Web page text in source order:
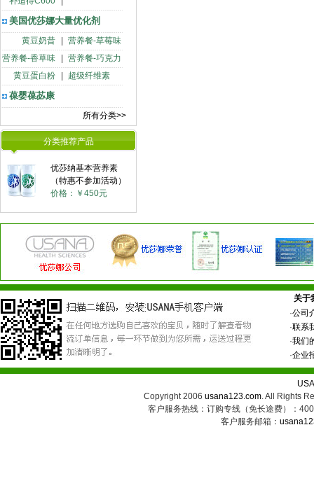
美国优莎娜大量优化剂
黄豆奶昔
营养餐-草莓味
营养餐-香草味
营养餐-巧克力
黄豆蛋白粉
超级纤维素
葆婴葆苾康
所有分类>>
分类推荐产品
优莎纳基本营养素
（特惠不参加活动）
价格：￥450元
关于
·公司
·联系
·我们
·企业
Copyright 2006 usana123.com. All Rights
客户服务热线：订购专线（免长途费）：
客户服务邮箱：